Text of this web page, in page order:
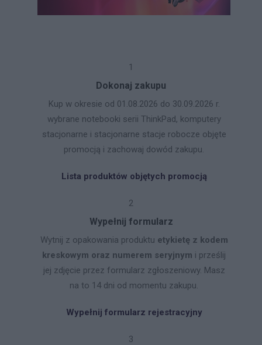
1
Dokonaj zakupu
Kup w okresie od 01.08.2026 do 30.09.2026 r.
wybrane notebooki serii ThinkPad, komputery
stacjonarne i stacjonarne stacje robocze objęte
promocją i zachowaj dowód zakupu.
Lista produktów objętych promocją
2
Wypełnij formularz
Wytnij z opakowania produktu etykietę z kodem
kreskowym oraz numerem seryjnym i prześlij
jej zdjęcie przez formularz zgłoszeniowy. Masz
na to 14 dni od momentu zakupu.
Wypełnij formularz rejestracyjny
3